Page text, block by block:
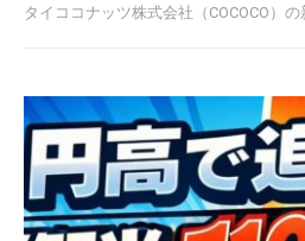
タイココナッツ株式会社（COCOCO）の